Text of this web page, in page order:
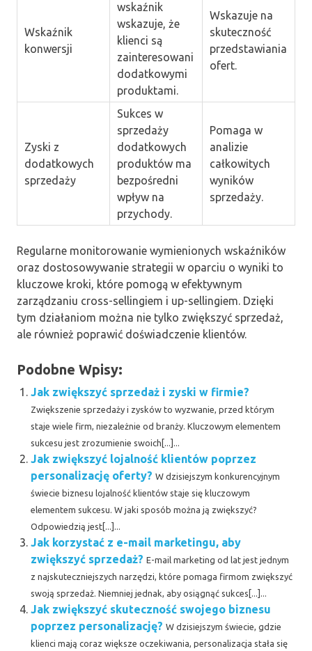
Wskaźnik
konwersji
wskaźnik
wskazuje, że
klienci są
zainteresowani
dodatkowymi
produktami.
Wskazuje na
skuteczność
przedstawiania
ofert.
Zyski z
dodatkowych
sprzedaży
Sukces w
sprzedaży
dodatkowych
produktów ma
bezpośredni
wpływ na
przychody.
Pomaga w
analizie
całkowitych
wyników
sprzedaży.
Regularne monitorowanie wymienionych wskaźników
oraz dostosowywanie strategii w oparciu o wyniki to
kluczowe kroki, które pomogą w efektywnym
zarządzaniu cross-sellingiem i up-sellingiem. Dzięki
tym działaniom można nie tylko zwiększyć sprzedaż,
ale również poprawić doświadczenie klientów.
Podobne Wpisy:
Jak zwiększyć sprzedaż i zyski w firmie?
Zwiększenie sprzedaży i zysków to wyzwanie, przed którym
staje wiele firm, niezależnie od branży. Kluczowym elementem
sukcesu jest zrozumienie swoich[...]...
Jak zwiększyć lojalność klientów poprzez
personalizację oferty? W dzisiejszym konkurencyjnym
świecie biznesu lojalność klientów staje się kluczowym
elementem sukcesu. W jaki sposób można ją zwiększyć?
Odpowiedzią jest[...]...
Jak korzystać z e-mail marketingu, aby
zwiększyć sprzedaż? E-mail marketing od lat jest jednym
z najskuteczniejszych narzędzi, które pomaga firmom zwiększyć
swoją sprzedaż. Niemniej jednak, aby osiągnąć sukces[...]...
Jak zwiększyć skuteczność swojego biznesu
poprzez personalizację? W dzisiejszym świecie, gdzie
klienci mają coraz większe oczekiwania, personalizacja stała się